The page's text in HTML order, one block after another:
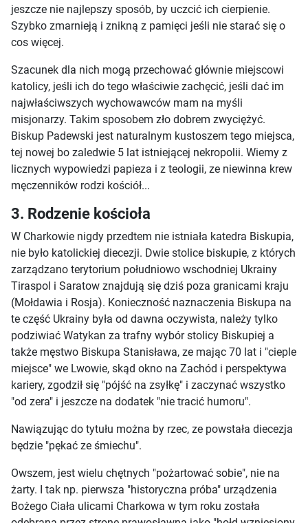
jeszcze nie najlepszy sposób, by uczcić ich cierpienie.
Szybko zmarnieją i znikną z pamięci jeśli nie starać się o
cos więcej.
Szacunek dla nich mogą przechować głównie miejscowi
katolicy, jeśli ich do tego właściwie zachęcić, jeśli dać im
najwłaściwszych wychowawców mam na myśli
misjonarzy. Takim sposobem zło dobrem zwyciężyć.
Biskup Padewski jest naturalnym kustoszem tego miejsca,
tej nowej bo zaledwie 5 lat istniejącej nekropolii. Wiemy z
licznych wypowiedzi papieza i z teologii, ze niewinna krew
męczenników rodzi kościół...
3. Rodzenie kościoła
W Charkowie nigdy przedtem nie istniała katedra Biskupia,
nie było katolickiej diecezji. Dwie stolice biskupie, z których
zarządzano terytorium południowo wschodniej Ukrainy
Tiraspol i Saratow znajdują się dziś poza granicami kraju
(Mołdawia i Rosja). Konieczność naznaczenia Biskupa na
te część Ukrainy była od dawna oczywista, należy tylko
podziwiać Watykan za trafny wybór stolicy Biskupiej a
także męstwo Biskupa Stanisława, ze mając 70 lat i "cieple
miejsce" we Lwowie, skąd okno na Zachód i perspektywa
kariery, zgodził się "pójść na zsyłkę" i zaczynać wszystko
"od zera" i jeszcze na dodatek "nie tracić humoru".
Nawiązując do tytułu można by rzec, ze powstała diecezja
będzie "pękać ze śmiechu".
Owszem, jest wielu chętnych "pożartować sobie", nie na
żarty. I tak np. pierwsza "historyczna próba" urządzenia
Bożego Ciała ulicami Charkowa w tym roku została